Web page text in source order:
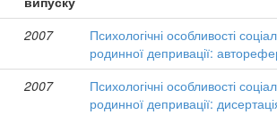
2007
Психологічні особливості
родинної депривації:
2007
Психологічні особливості
родинної депривації: